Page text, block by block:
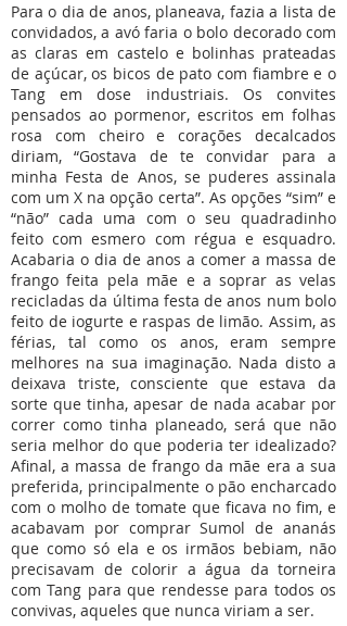
Para o dia de anos, planeava, fazia a lista de
convidados, a avó faria o bolo decorado com
as claras em castelo e bolinhas prateadas
de açúcar, os bicos de pato com fiambre e o
Tang em dose industriais. Os convites
pensados ao pormenor, escritos em folhas
rosa com cheiro e corações decalcados
diriam, “Gostava de te convidar para a
minha Festa de Anos, se puderes assinala
com um X na opção certa”. As opções “sim” e
“não” cada uma com o seu quadradinho
feito com esmero com régua e esquadro.
Acabaria o dia de anos a comer a massa de
frango feita pela mãe e a soprar as velas
recicladas da última festa de anos num bolo
feito de iogurte e raspas de limão. Assim, as
férias, tal como os anos, eram sempre
melhores na sua imaginação. Nada disto a
deixava triste, consciente que estava da
sorte que tinha, apesar de nada acabar por
correr como tinha planeado, será que não
seria melhor do que poderia ter idealizado?
Afinal, a massa de frango da mãe era a sua
preferida, principalmente o pão encharcado
com o molho de tomate que ficava no fim, e
acabavam por comprar Sumol de ananás
que como só ela e os irmãos bebiam, não
precisavam de colorir a água da torneira
com Tang para que rendesse para todos os
convivas, aqueles que nunca viriam a ser.